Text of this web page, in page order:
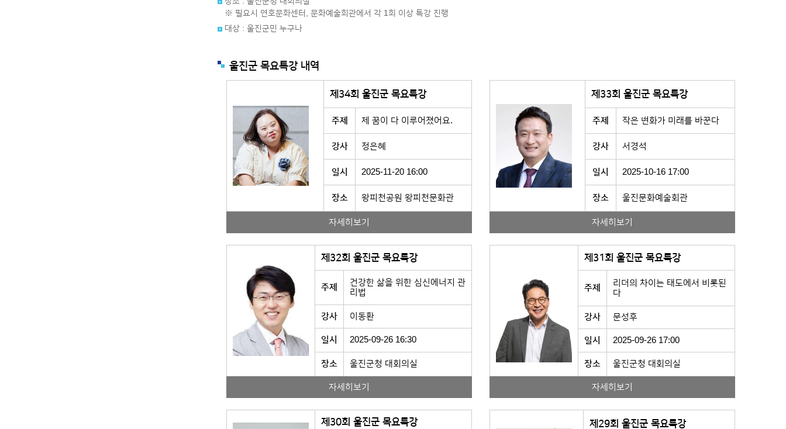
※ 필요시 연호문화센터, 문화예술회관에서 각 1회 이상 특강 진행
대상 : 울진군민 누구나
울진군 목요특강 내역
제34회 울진군 목요특강
주제 제 꿈이 다 이루어졌어요.
강사 정은혜
일시 2025-11-20 16:00
장소 왕피천공원 왕피천문화관
자세히보기
제33회 울진군 목요특강
주제 작은 변화가 미래를 바꾼다
강사 서경석
일시 2025-10-16 17:00
장소 울진문화예술회관
자세히보기
제32회 울진군 목요특강
주제
건강한 삶을 위한 심신에너지 관
리법
강사 이동환
일시 2025-09-26 16:30
장소 울진군청 대회의실
자세히보기
제31회 울진군 목요특강
주제
리더의 차이는 태도에서 비롯된
다
강사 문성후
일시 2025-09-26 17:00
장소 울진군청 대회의실
자세히보기
제30회 울진군 목요특강 제29회 울진군 목요특강